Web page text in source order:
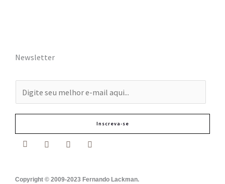
Newsletter
-
a
:
Inscreva-se
Copyright © 2009-2023 Fernando Lackman.